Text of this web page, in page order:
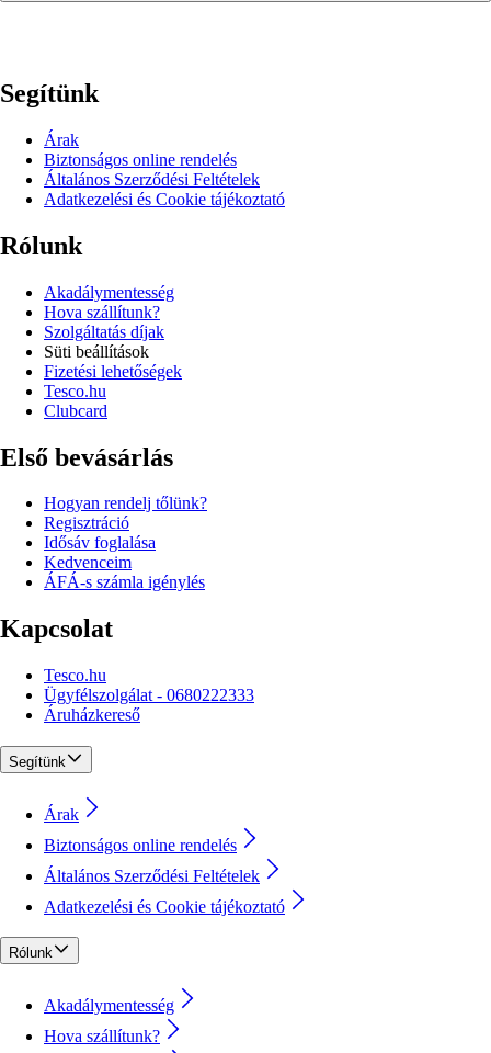
Segítünk
Árak
Biztonságos online rendelés
Általános Szerződési Feltételek
Adatkezelési és Cookie tájékoztató
Rólunk
Akadálymentesség
Hova szállítunk?
Szolgáltatás díjak
Süti beállítások
Fizetési lehetőségek
Tesco.hu
Clubcard
Első bevásárlás
Hogyan rendelj tőlünk?
Regisztráció
Idősáv foglalása
Kedvenceim
ÁFÁ-s számla igénylés
Kapcsolat
Tesco.hu
Ügyfélszolgálat - 0680222333
Áruházkereső
Segítünk
Árak
Biztonságos online rendelés
Általános Szerződési Feltételek
Adatkezelési és Cookie tájékoztató
Rólunk
Akadálymentesség
Hova szállítunk?